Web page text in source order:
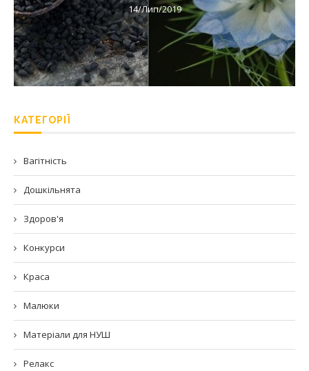
14/Лип/2019
КАТЕГОРІЇ
Вагітність
Дошкільнята
Здоров'я
Конкурси
Краса
Малюки
Матеріали для НУШ
Релакс